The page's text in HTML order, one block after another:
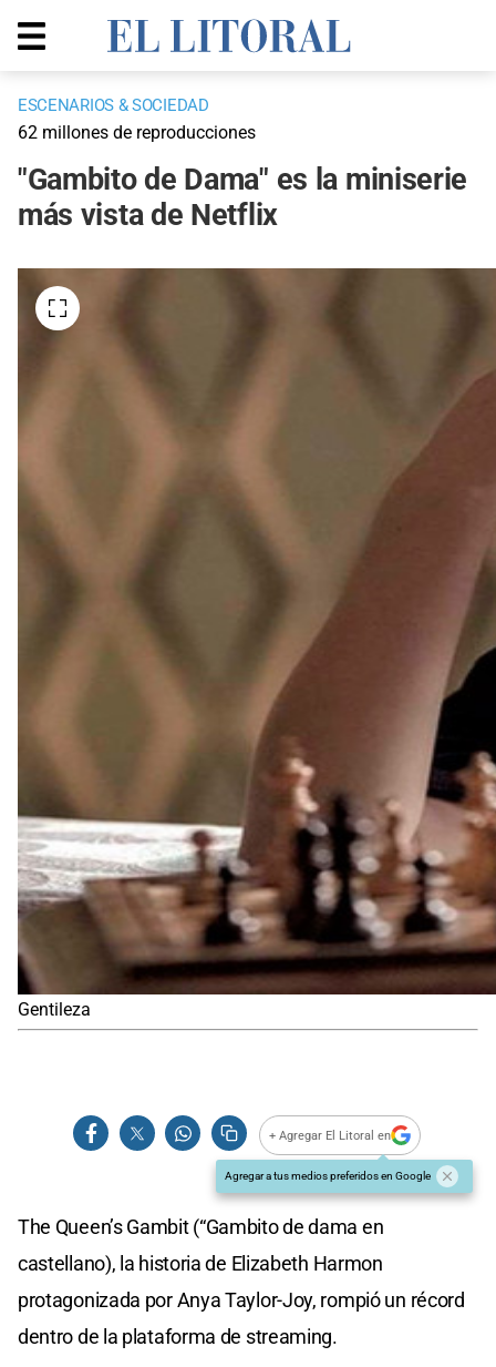
ESCENARIOS & SOCIEDAD
62 millones de reproducciones
"Gambito de Dama" es la miniserie
más vista de Netflix
Gentileza
+ Agregar El Litoral en
Agregar a tus medios preferidos en Google
The Queen’s Gambit (“Gambito de dama en
castellano), la historia de Elizabeth Harmon
protagonizada por Anya Taylor-Joy, rompió un récord
dentro de la plataforma de streaming.